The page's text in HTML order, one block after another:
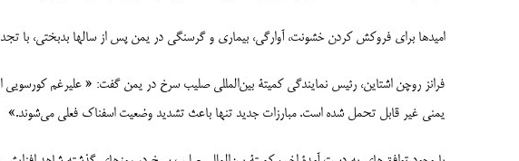
امیدها برای فروکش کردن خشونت، آوارگی، بیماری و گرسنگی در یمن پس از سالها بدبختی، با
فرانز روچن اشتاین، رئیس نمایندگی کمیتۀ بین‌المللی صلیب سرخ در یمن گفت: « علیرغم کورسویی
یمنی غیر قابل تحمل شده است. مبارزات جدید تنها باعث تشدید وضعیت اسفناک فعلی می‌شوند.»